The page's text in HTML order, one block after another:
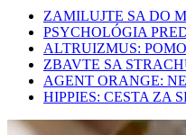
ZAMILUJTE SA DO
PSYCHOLÓGIA
ALTRUIZMUS:
ZBAVTE SA
AGENT ORANGE:
HIPPIES: CESTA ZA